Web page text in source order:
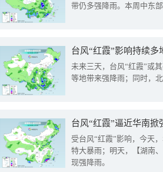
带仍多强降雨。本周中东
台风“红霞”影响持续
未来三天，台风“红霞”或
等地带来强降雨；同时，
台风“红霞”逼近华南
受台风“红霞”影响，今天
特大暴雨；明天，【湖南
现强降雨。